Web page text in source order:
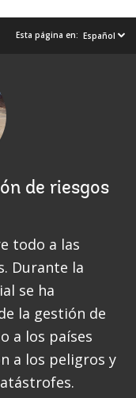
Esta página en: Español
de riesgos
todo a las
Durante la
se ha
la gestión de
a los países
a los peligros y